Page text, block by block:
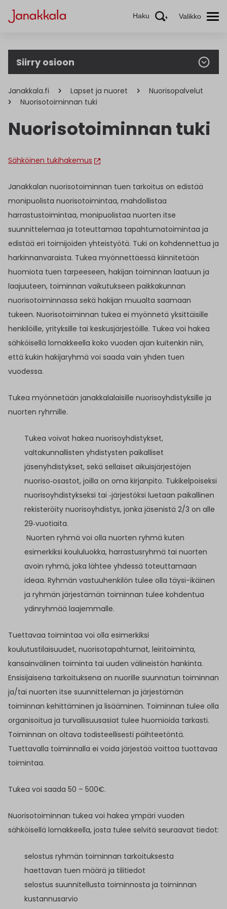
Haku Valikko
Siirry osioon
Janakkala.fi Lapset ja nuoret
Nuorisopalvelut
Nuorisotoiminnan tuki
Nuorisotoiminnan tuki
Sähköinen tukihakemus
Janakkalan nuorisotoiminnan tuen tarkoitus on edistää
monipuolista nuorisotoimintaa, mahdollistaa
harrastustoimintaa, monipuolistaa nuorten itse
suunnittelemaa ja toteuttamaa tapahtumatoimintaa ja
edistää eri toimijoiden yhteistyötä. Tuki on kohdennettua ja
harkinnanvaraista. Tukea myönnettäessä kiinnitetään
huomiota tuen tarpeeseen, hakijan toiminnan laatuun ja
laajuuteen, toiminnan vaikutukseen paikkakunnan
nuorisotoiminnassa sekä hakijan muualta saamaan
tukeen. Nuorisotoiminnan tukea ei myönnetä yksittäisille
henkilöille, yrityksille tai keskusjärjestöille. Tukea voi hakea
sähköisellä lomakkeella koko vuoden ajan kuitenkin niin,
että kukin hakijaryhmä voi saada vain yhden tuen
vuodessa.
Tukea myönnetään janakkalalaisille nuorisoyhdistyksille ja
nuorten ryhmille.
Tukea voivat hakea nuorisoyhdistykset,
valtakunnallisten yhdistysten paikalliset
jäsenyhdistykset, sekä sellaiset aikuisjärjestöjen
nuoriso‐osastot, joilla on oma kirjanpito. Tukikelpoiseksi
nuorisoyhdistykseksi tai ‐järjestöksi luetaan paikallinen
rekisteröity nuorisoyhdistys, jonka jäsenistä 2/3 on alle
29‐vuotiaita.
Nuorten ryhmä voi olla nuorten ryhmä kuten
esimerkiksi koululuokka, harrastusryhmä tai nuorten
avoin ryhmä, joka lähtee yhdessä toteuttamaan
ideaa. Ryhmän vastuuhenkilön tulee olla täysi-ikäinen
ja ryhmän järjestämän toiminnan tulee kohdentua
ydinryhmää laajemmalle.
Tuettavaa toimintaa voi olla esimerkiksi
koulutustilaisuudet, nuorisotapahtumat, leiritoiminta,
kansainvälinen toiminta tai uuden välineistön hankinta.
Ensisijaisena tarkoituksena on nuorille suunnatun toiminnan
ja/tai nuorten itse suunnitteleman ja järjestämän
toiminnan kehittäminen ja lisääminen. Toiminnan tulee olla
organisoitua ja turvallisuusasiat tulee huomioida tarkasti.
Toiminnan on oltava todisteellisesti päihteetöntä.
Tuettavalla toiminnalla ei voida järjestää voittoa tuottavaa
toimintaa.
Tukea voi saada 50 – 500€.
Nuorisotoiminnan tukea voi hakea ympäri vuoden
sähköisellä lomakkeella, josta tulee selvitä seuraavat tiedot:
selostus ryhmän toiminnan tarkoituksesta
haettavan tuen määrä ja tilitiedot
selostus suunnitellusta toiminnosta ja toiminnan
kustannusarvio